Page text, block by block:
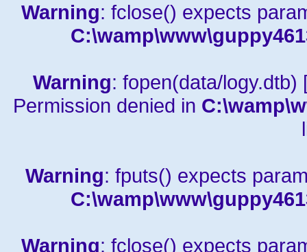
Warning: fclose() expects
Warning: fopen(data/logy.dtb)
Permission denied in
Warning: fputs() expects
Warning: fclose() expects